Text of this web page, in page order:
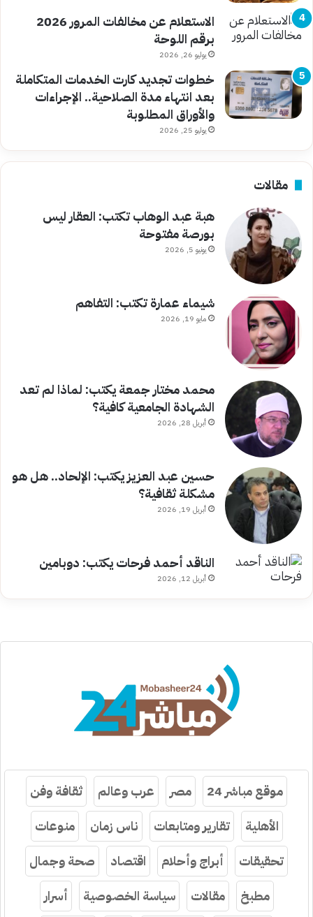
الاستعلام عن مخالفات المرور 2026
برقم اللوحة
يوليو 26, 2026
خطوات تجديد كارت الخدمات المتكاملة
بعد انتهاء مدة الصلاحية.. الإجراءات
والأوراق المطلوبة
يوليو 25, 2026
مقالات
هبة عبد الوهاب تكتب: العقار ليس
بورصة مفتوحة
يونيو 5, 2026
شيماء عمارة تكتب: التفاهم
مايو 19, 2026
محمد مختار جمعة يكتب: لماذا لم تعد
الشهادة الجامعية كافية؟
أبريل 28, 2026
حسين عبد العزيز يكتب: الإلحاد.. هل هو
مشكلة ثقافية؟
أبريل 19, 2026
الناقد أحمد فرحات يكتب: دوبامين
أبريل 12, 2026
موقع مباشر 24 مصر عرب وعالم
ثقافة وفن
الأهلية
تقارير ومتابعات ناس زمان
منوعات
تحقيقات
أبراج وأحلام اقتصاد
صحة وجمال
مطبخ
مقالات سياسة الخصوصية أسرار